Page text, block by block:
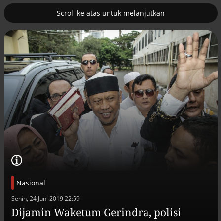
Scroll ke atas untuk melanjutkan
Nasional
Senin, 24 Juni 2019 22:59
Dijamin Waketum Gerindra, polisi
nuklir 2
Pemulihan ekonomi Aceh terus
diakselerasi
Efek jera untuk pejabat abai LHKPN
Alinea.id - Peristiwa